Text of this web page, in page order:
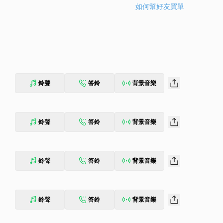
如何幫好友買單
鈴聲 答鈴 背景音樂
鈴聲 答鈴 背景音樂
鈴聲 答鈴 背景音樂
鈴聲 答鈴 背景音樂